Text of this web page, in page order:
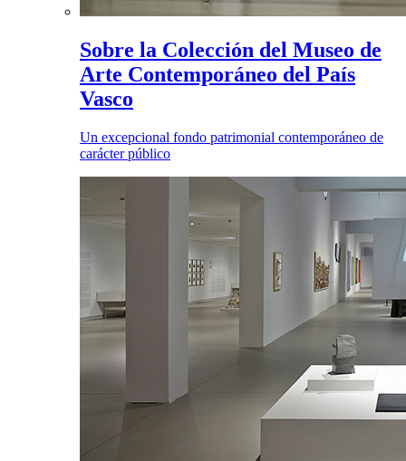
Sobre la Colección del Museo de
Arte Contemporáneo del País
Vasco
Un excepcional fondo patrimonial contemporáneo de
carácter público